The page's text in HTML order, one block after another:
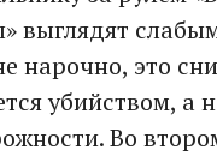
выглядят
нарочно, это
убийством, а
Во